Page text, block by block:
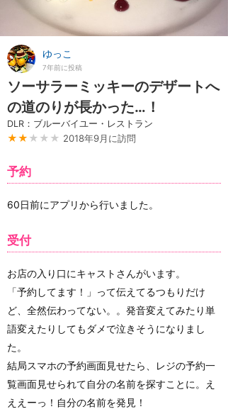
ゆっこ
7年前に投稿
ソーサラーミッキーのデザートへ
の道のりが長かった…！
DLR：ブルーバイユー・レストラン
★★ ★★★ 2018年9月に訪問
予約
60日前にアプリから行いました。
受付
お店の入り口にキャストさんがいます。
「予約してます！」って伝えてるつもりだけ
ど、全然伝わってない。。発音変えてみたり単
語変えたりしてもダメで泣きそうになりまし
た。
結局スマホの予約画面見せたら、レジの予約一
覧画面見せられて自分の名前を探すことに。え
ええーっ！自分の名前を発見！